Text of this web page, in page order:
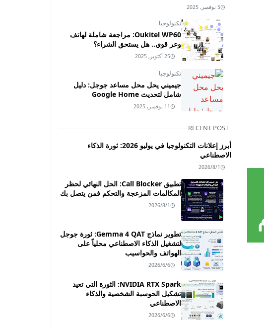
5 نوفمبر, 2025
تكنولوجيا
Oukitel WP60: مراجعة شاملة لهاتف
وعر قوي.. هل يستحق الشراء؟
25 أكتوبر, 2025
تكنولوجيا
جيميني يحل محل مساعد جوجل: دليل
شامل لتحديث Google Home
11 نوفمبر, 2025
RECENT POST
أبرز إعلانات التكنولوجيا في يوليو 2026: ثورة الذكاء
الاصطناعي
2026/8/1
تطبيق Call Blocker: الحل النهائي لحظر
المكالمات المزعجة والتحكم فمن يتصل بك
2026/8/1
تطوير نماذج Gemma 4 QAT: ثورة جوجل
لتشغيل الذكاء الاصطناعي محلياً على
الهواتف والحواسيب
2026/6/6
NVIDIA RTX Spark: الثورة التي تعيد
تشكيل الحوسبة الشخصية والذكاء
الاصطناعي
2026/6/6